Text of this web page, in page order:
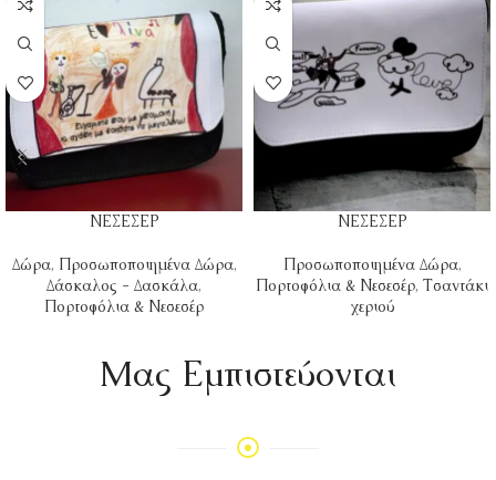
ΝΕΣΕΣΕΡ
Δώρα, Προσωποποιημένα Δώρα,
Δάσκαλος - Δασκάλα,
Πορτοφόλια & Νεσεσέρ
ΝΕΣΕΣΕΡ
Προσωποποιημένα Δώρα,
Πορτοφόλια & Νεσεσέρ, Τσαντάκι
χεριού
Mας Εμπιστεύονται